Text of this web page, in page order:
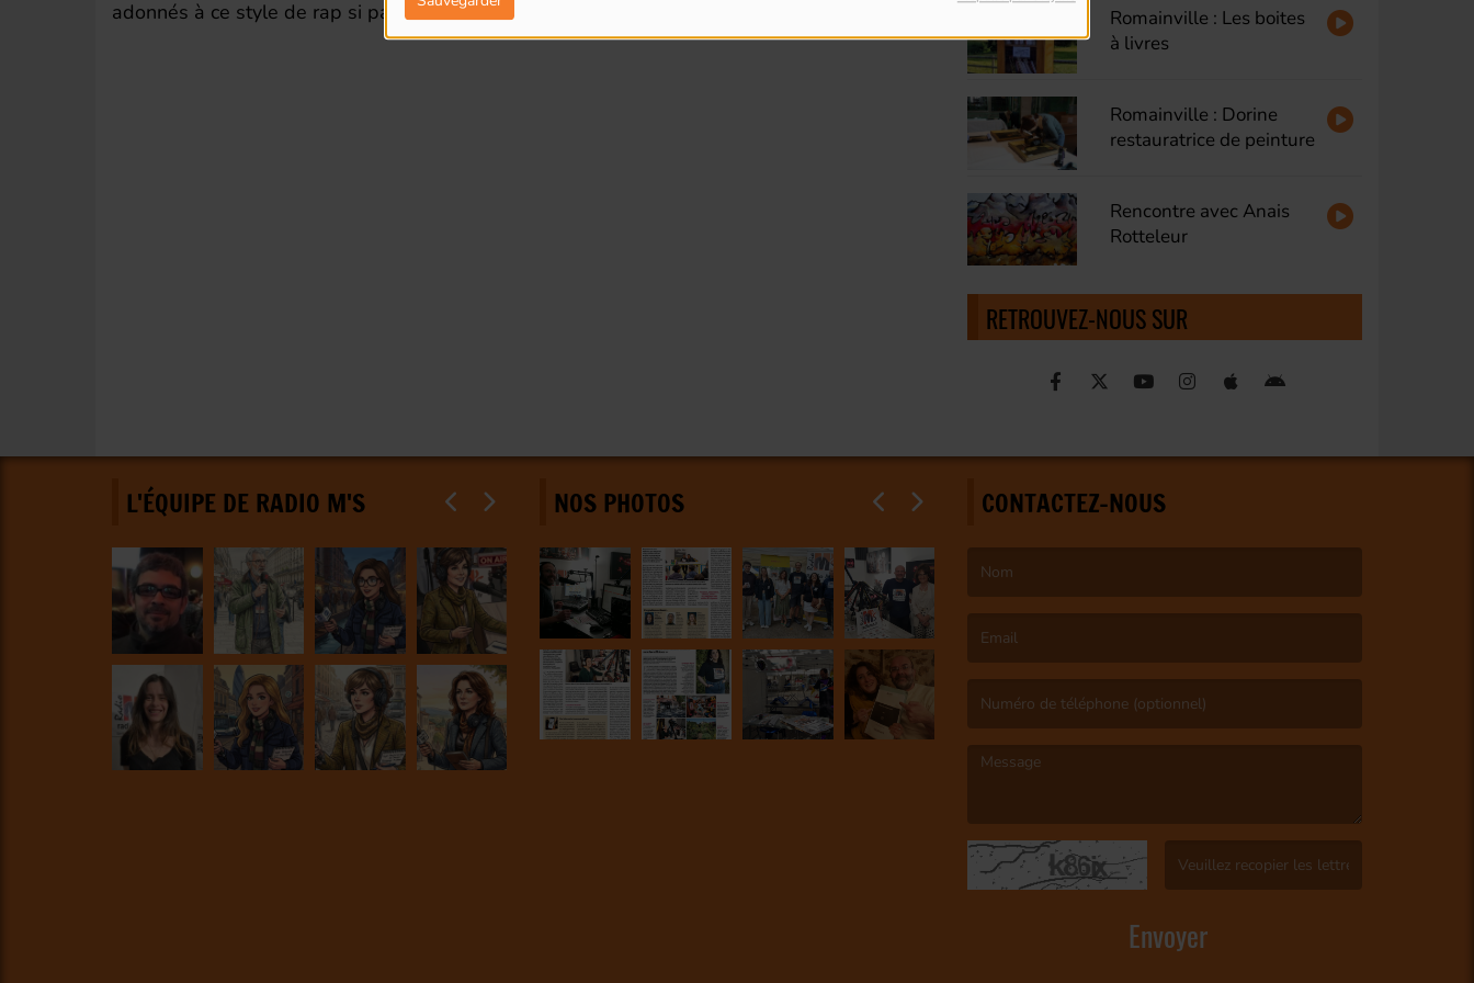
adonnés à ce style de rap si particulier, toujours enregistré sur cassette.
Romainville : Les boites
à livres
Romainville : Dorine
restauratrice de peinture
Rencontre avec Anais
Rotteleur
RETROUVEZ-NOUS SUR
L'ÉQUIPE DE RADIO M'S NOS PHOTOS CONTACTEZ-NOUS
Envoyer